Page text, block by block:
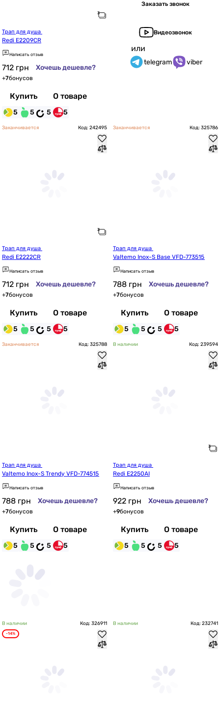
Redi E2209CR
Написать отзыв
712 грн Хочешь дешевле?
+7бонусов
Купить О товаре
5 5 5 5
Заказать звонок
Видеозвонок
или
telegram viber
Заканчивается Код: 242495
Redi E2222CR
Написать отзыв
712 грн Хочешь дешевле?
+7бонусов
Купить О товаре
5 5 5 5
Заканчивается Код: 325786
Valtemo Inox-S Base VFD-773515
Написать отзыв
788 грн Хочешь дешевле?
+7бонусов
Купить О товаре
5 5 5 5
Заканчивается Код: 325788
Valtemo Inox-S Trendy VFD-774515
Написать отзыв
788 грн Хочешь дешевле?
+7бонусов
Купить О товаре
5 5 5 5
В наличии Код: 239594
Redi E2250AI
Написать отзыв
922 грн Хочешь дешевле?
+9бонусов
Купить О товаре
5 5 5 5
В наличии Код: 326911
-14%
В наличии Код: 232741